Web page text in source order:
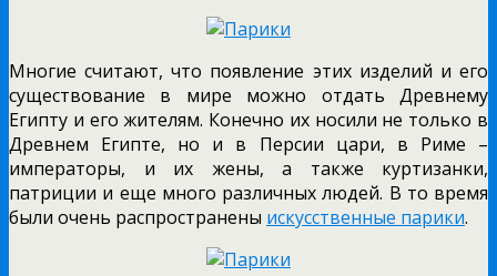
Многие считают, что появление этих изделий и его
существование в мире можно отдать Древнему
Египту и его жителям. Конечно их носили не только в
Древнем Египте, но и в Персии цари, в Риме –
императоры, и их жены, а также куртизанки,
патриции и еще много различных людей. В то время
были очень распространены искусственные парики.